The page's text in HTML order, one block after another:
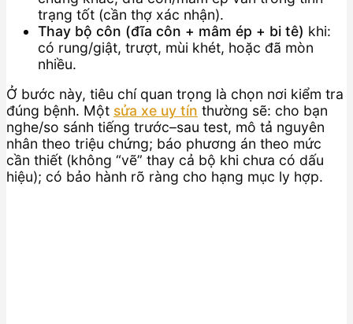
trạng tốt (cần thợ xác nhận).
Thay bộ côn (đĩa côn + mâm ép + bi tê) khi:
có rung/giật, trượt, mùi khét, hoặc đã mòn
nhiều.
Ở bước này, tiêu chí quan trọng là chọn nơi kiểm tra
đúng bệnh. Một sửa xe uy tín thường sẽ: cho bạn
nghe/so sánh tiếng trước–sau test, mô tả nguyên
nhân theo triệu chứng; báo phương án theo mức
cần thiết (không “vẽ” thay cả bộ khi chưa có dấu
hiệu); có bảo hành rõ ràng cho hạng mục ly hợp.